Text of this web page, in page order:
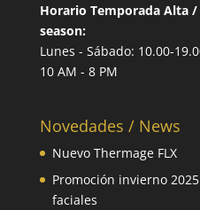
Horario Temporada Alta
season:
Lunes - Sábado: 10.00-
10 AM - 8 PM
Novedades / News
Nuevo Thermage FLX
Promoción invierno
faciales